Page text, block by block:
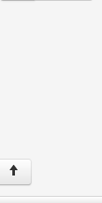
↑